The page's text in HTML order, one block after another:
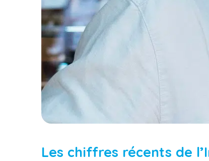
Les chiffres récents de